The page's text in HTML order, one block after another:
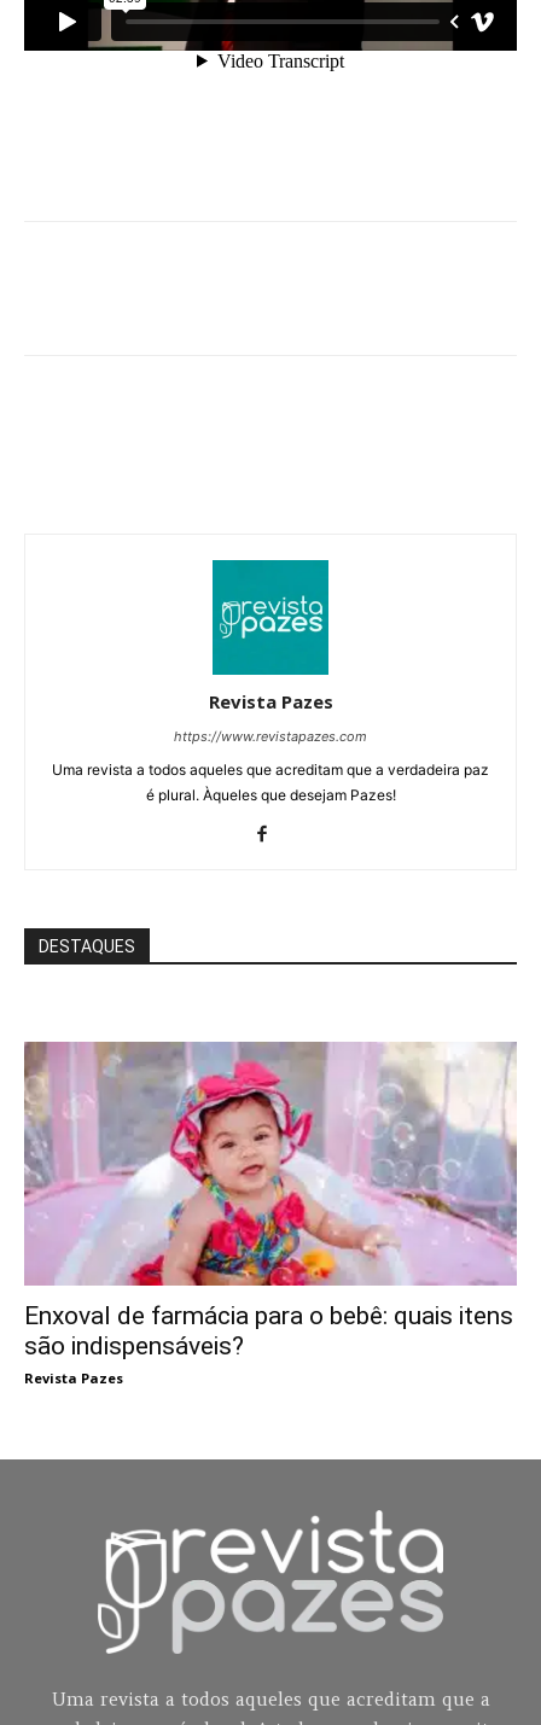
Revista Pazes
https://www.revistapazes.com
Uma revista a todos aqueles que acreditam que a verdadeira paz
é plural. Àqueles que desejam Pazes!
DESTAQUES
Enxoval de farmácia para o bebê: quais itens
são indispensáveis?
Revista Pazes
Uma revista a todos aqueles que acreditam que a